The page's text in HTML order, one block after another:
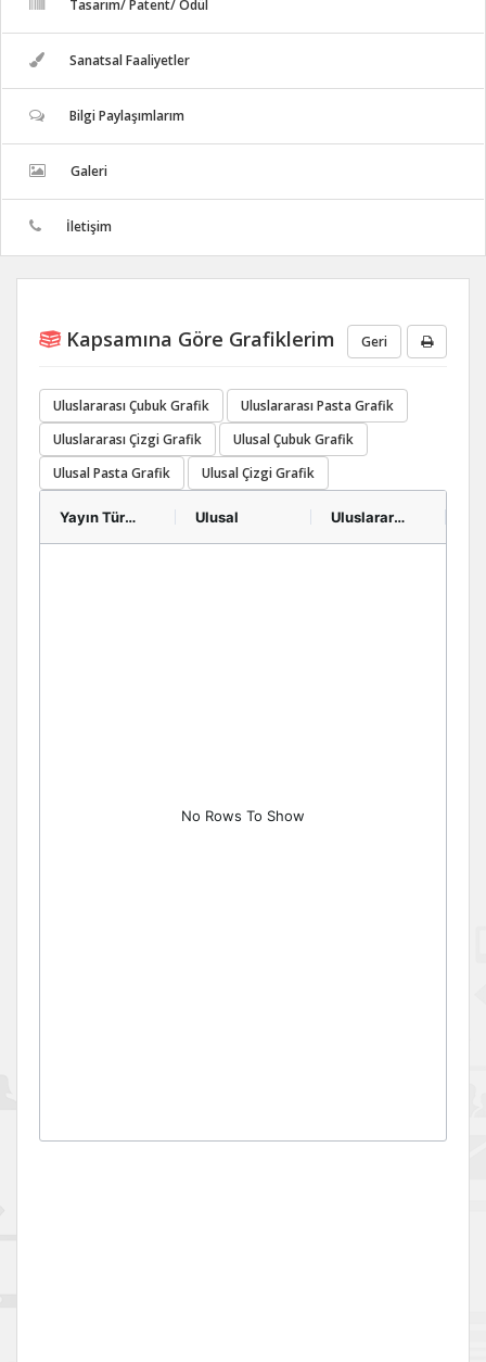
Tasarım/ Patent/ Ödül
Sanatsal Faaliyetler
Bilgi Paylaşımlarım
Galeri
İletişim
Kapsamına Göre Grafiklerim Geri
Uluslararası Çubuk Grafik
Uluslararası Pasta Grafik
Uluslararası Çizgi Grafik
Ulusal Çubuk Grafik
Ulusal Pasta Grafik
Ulusal Çizgi Grafik
Yayın Türleri Ulusal Uluslararası
No Rows To Show